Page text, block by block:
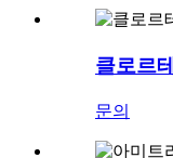
클로르
문의